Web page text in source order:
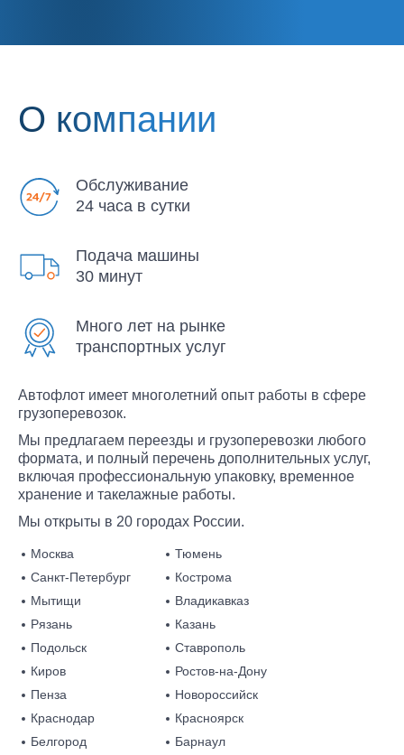
ОПЛАТА-ONLINE
О компании
Обслуживание
24 часа в сутки
Подача машины
30 минут
Много лет на рынке
транспортных услуг
Автофлот имеет многолетний опыт работы в сфере
грузоперевозок.
Мы предлагаем переезды и грузоперевозки любого
формата, и полный перечень дополнительных услуг,
включая профессиональную упаковку, временное
хранение и такелажные работы.
Мы открыты в 20 городах России.
Москва
Санкт-Петербург
Мытищи
Рязань
Тюмень
Кострома
Владикавказ
Казань
Подольск
Киров
Пенза
Краснодар
Ставрополь
Ростов-на-Дону
Новороссийск
Красноярск
Белгород
Барнаул